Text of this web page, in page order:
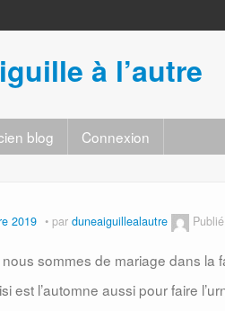
à l’autre
blog Connexion
2019 par duneaiguillealautre
sommes de mariage dans la
est l’automne aussi pour faire